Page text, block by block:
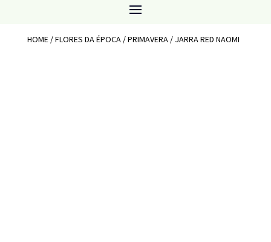
HOME/FLORES DA ÉPOCA/PRIMAVERA/ JARRA RED NAOMI